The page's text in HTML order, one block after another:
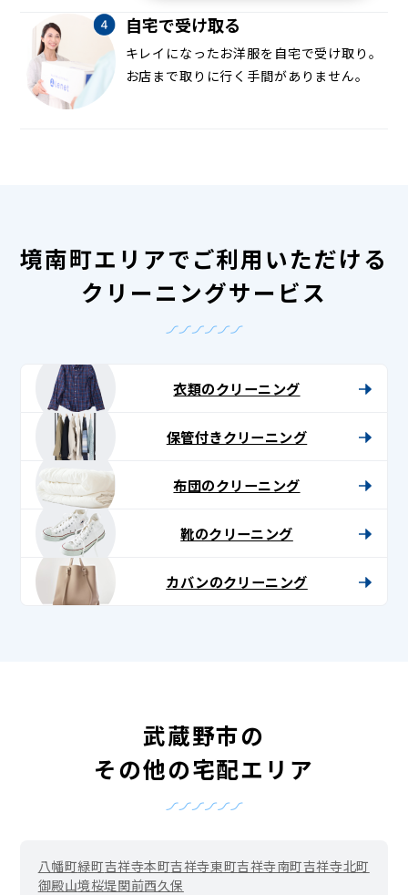
自宅で受け取る
キレイになったお洋服を自宅で受け取り。
お店まで取りに行く手間がありません。
境南町エリアでご利用いただける
クリーニングサービス
衣類のクリーニング
保管付きクリーニング
布団のクリーニング
靴のクリーニング
カバンのクリーニング
武蔵野市の
その他の宅配エリア
八幡町緑町吉祥寺本町吉祥寺東町吉祥寺南町吉祥寺北町
御殿山境桜堤関前西久保